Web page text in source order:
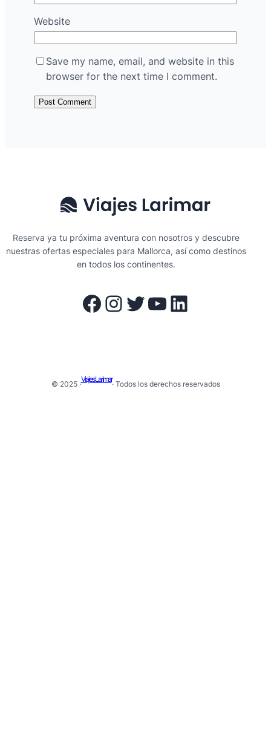
Website
Save my name, email, and website in this
browser for the next time I comment.
Reserva ya tu próxima aventura con nosotros y descubre
nuestras ofertas especiales para Mallorca, así como destinos
en todos los continentes.
Facebook Instagram Twitter YouTube LinkedIn
© 2025 ·
Viajes Larimar
· Todos los derechos reservados